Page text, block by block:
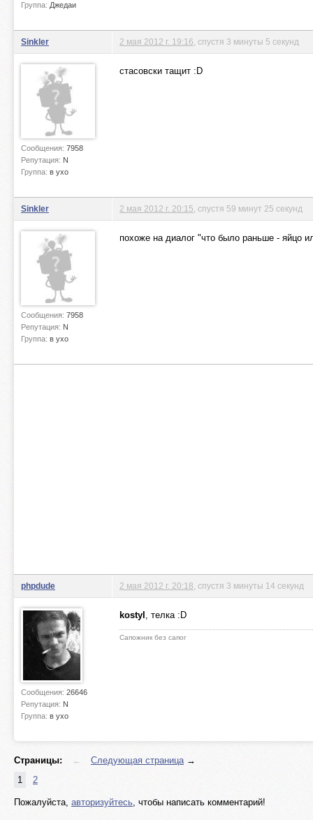
Группа: Джедаи
Sinkler
Сообщения: 7958
Репутация: N
Группа: в ухо
2 мая 2012 г. 19:16 , спустя 3 минуты 5 секунд
стасовски тащит :D
Sinkler
Сообщения: 7958
Репутация: N
Группа: в ухо
2 мая 2012 г. 20:15 , спустя 59 минут 25 секунд
похоже на диалог "что было раньше - яйцо
phpdude
Сообщения: 26646
Репутация: N
Группа: в ухо
2 мая 2012 г. 20:18 , спустя 3 минуты 14 секунд
kostyl , телка :D
Сапожник без сапог
Страницы: ← Следующая страница→
1
2
Пожалуйста, авторизуйтесь, чтобы написать комментарий!